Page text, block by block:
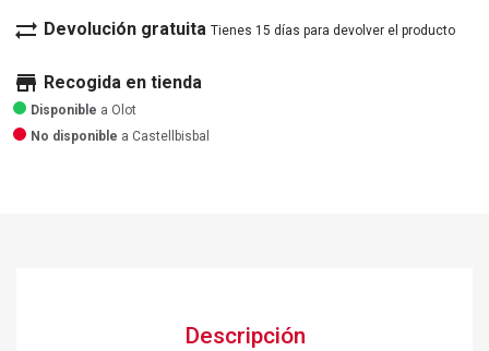
sync_alt Devolución gratuita Tienes 15 días para devolver el producto
store Recogida en tienda
Disponible a Olot
No disponible a Castellbisbal
Descripción